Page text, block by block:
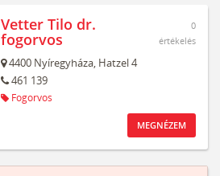
Vetter Tilo dr.
fogorvos
4400 Nyíregyháza, Hatzel 4
461 139
Fogorvos
0
értékelés
MEGNÉZEM